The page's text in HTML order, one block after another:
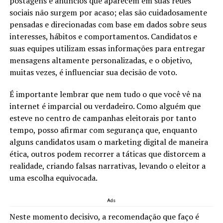
sociais não surgem por acaso; elas são cuidadosamente
pensadas e direcionadas com base em dados sobre seus
interesses, hábitos e comportamentos. Candidatos e
suas equipes utilizam essas informações para entregar
mensagens altamente personalizadas, e o objetivo,
muitas vezes, é influenciar sua decisão de voto.
É importante lembrar que nem tudo o que você vê na
internet é imparcial ou verdadeiro. Como alguém que
esteve no centro de campanhas eleitorais por tanto
tempo, posso afirmar com segurança que, enquanto
alguns candidatos usam o marketing digital de maneira
ética, outros podem recorrer a táticas que distorcem a
realidade, criando falsas narrativas, levando o eleitor a
uma escolha equivocada.
Ads
Neste momento decisivo, a recomendação que faço é